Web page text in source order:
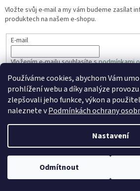
Používáme cookies, abychom Vám
prohlížení webu a díky analýze
zlepšovali jeho funkce, výkon a
naleznete vPodmínkách ochrany
Nastavení
Odmítnout
Vložte svůj e-mail a my vám budeme zasílat
produktech na našem e-shopu.
E-mail
Vložením e-mailu souhlasíte spodmínkami
PŘIHLÁSIT SE
Copyright 2026ZahradaRyhos.cz.
Upravit nastavení